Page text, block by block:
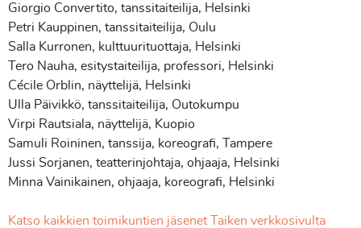
Giorgio Convertito, tanssitaiteilija, Helsinki
Petri Kauppinen, tanssitaiteilija, Oulu
Salla Kurronen, kulttuurituottaja, Helsinki
Tero Nauha, esitystaiteilija, professori, Helsinki
Cécile Orblin, näyttelijä, Helsinki
Ulla Päivikkö, tanssitaiteilija, Outokumpu
Virpi Rautsiala, näyttelijä, Kuopio
Samuli Roininen, tanssija, koreografi, Tampere
Jussi Sorjanen, teatterinjohtaja, ohjaaja, Helsinki
Minna Vainikainen, ohjaaja, koreografi, Helsinki
Katso kaikkien toimikuntien jäsenet Taiken verkkosivulta